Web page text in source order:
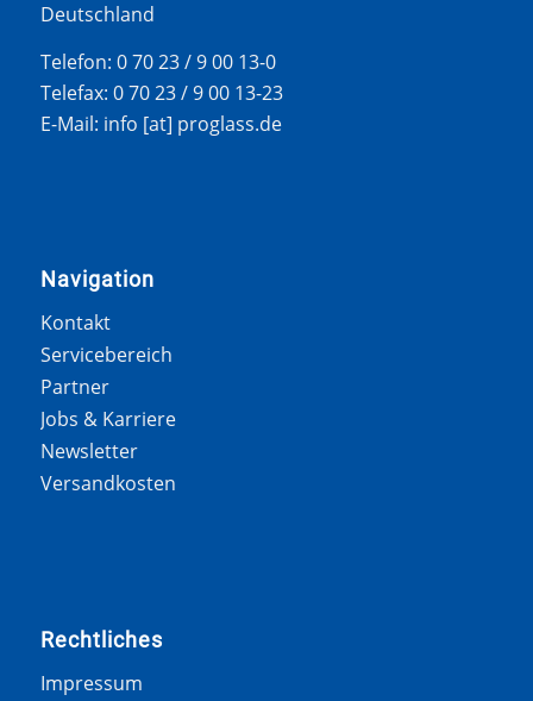
Deutschland
Telefon: 0 70 23 / 9 00 13-0
Telefax: 0 70 23 / 9 00 13-23
E-Mail: info [at] proglass.de
Navigation
Kontakt
Servicebereich
Partner
Jobs & Karriere
Newsletter
Versandkosten
Rechtliches
Impressum